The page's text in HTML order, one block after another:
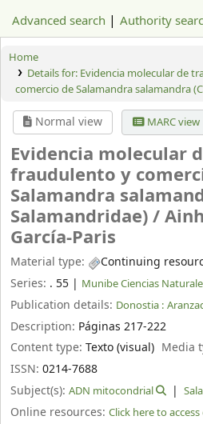
Advanced search Authority
Home
Details for: Evidencia molecular de
comercio de Salamandra salamandra
Normal view MARC view
Evidencia molecular
fraudulento y
Salamandra
Salamandridae) /
García-Paris
Material type:
Continuing
Series: . 55 | Munibe Ciencias
Publication details: Donostia :
Description: Páginas 217-222
Content type: Texto (visual) Media
ISSN: 0214-7688
Subject(s): ADN mitocondrial
Online resources: Click here to